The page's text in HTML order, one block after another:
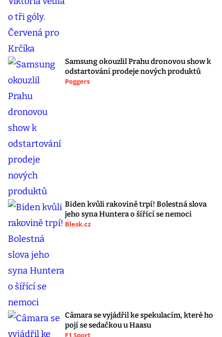
Samsung okouzlil Prahu dronovou show k
odstartování prodeje nových produktů
Poggers
Biden kvůli rakovině trpí! Bolestná slova
jeho syna Huntera o šířící se nemoci
Blesk.cz
Câmara se vyjádřil ke spekulacím, které ho
pojí se sedačkou u Haasu
F1 Sport